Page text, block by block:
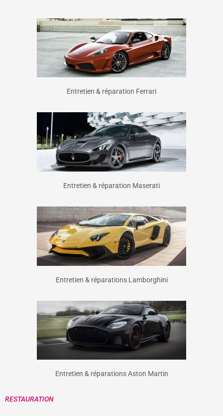
Entretien & réparation Ferrari
Entretien & réparation Maserati
Entretien & réparations Lamborghini
Entretien & réparations Aston Martin
RESTAURATION